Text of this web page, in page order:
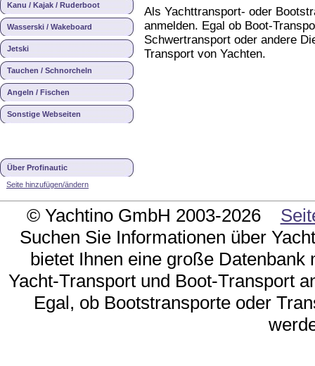
Kanu / Kajak / Ruderboot
Wasserski / Wakeboard
Jetski
Tauchen / Schnorcheln
Angeln / Fischen
Sonstige Webseiten
Über Profinautic
Seite hinzufügen/ändern
Als Yachttransport- oder
anmelden. Egal ob Boot-
Schwertransport oder andere
Transport von Yachten.
© Yachtino GmbH 2003-2026
Suchen Sie Informationen über
bietet Ihnen eine große
Yacht-Transport und Boot-Transport
Egal, ob Bootstransporte oder